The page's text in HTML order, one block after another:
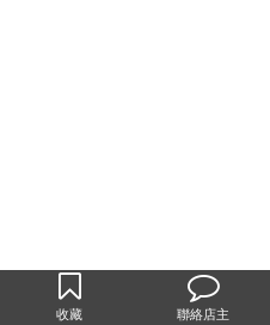
WeChat
收藏 聯絡店主